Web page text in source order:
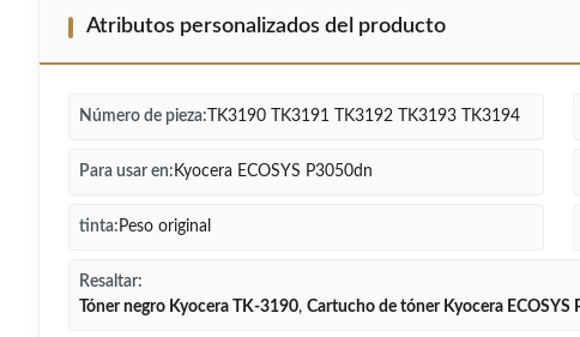
Atributos personalizados del producto
Número de pieza: TK3190 TK3191 TK3192 TK3193 TK3194
Para usar en: Kyocera ECOSYS P3050dn
tinta: Peso original
Resaltar:
Tóner negro Kyocera TK-3190, Cartucho de tóner Kyocera ECOSYS